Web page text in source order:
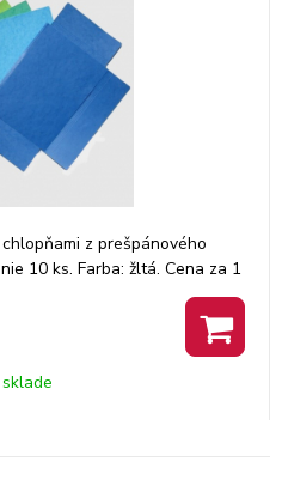
z prešpánového
10 ks. Farba: žltá. Cena za 1